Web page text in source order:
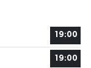
19:00
19:00